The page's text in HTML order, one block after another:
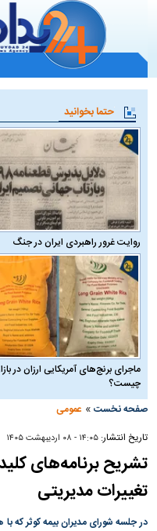
حتما بخوانید
روایت غرور راهبردی ایران در جنگ
ماجرای برنج‌های آمریکایی ارزان در
چیست؟
صفحه نخست » عمومی
تاریخ انتشار:۱۴:۰۵ - ۰۸ ارديبهشت ۱۴۰۵
تشریح برنامه‌های
تغییرات مدیریتی
در جلسه شورای مدیران بیمه کوثر که